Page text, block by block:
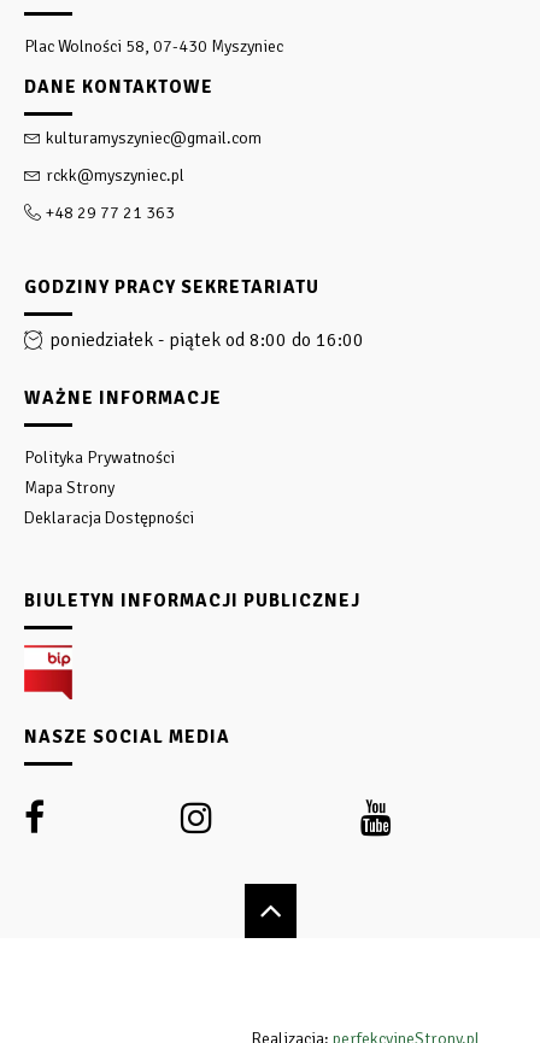
Plac Wolności 58, 07-430 Myszyniec
DANE KONTAKTOWE
kulturamyszyniec@gmail.com
rckk@myszyniec.pl
+48 29 77 21 363
GODZINY PRACY SEKRETARIATU
poniedziałek - piątek od 8:00 do 16:00
WAŻNE INFORMACJE
Polityka Prywatności
Mapa Strony
Deklaracja Dostępności
BIULETYN INFORMACJI PUBLICZNEJ
NASZE SOCIAL MEDIA
Realizacja: perfekcyjneStrony.pl